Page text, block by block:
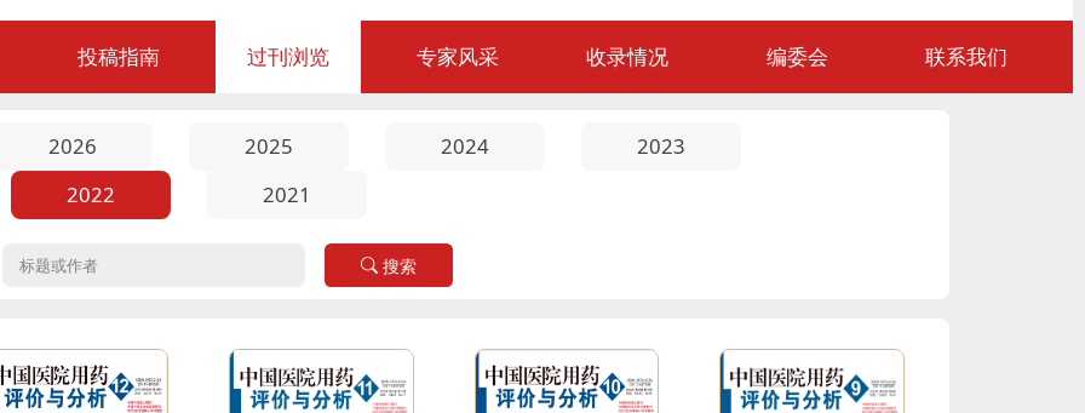
投稿指南 过刊浏览 专家风采 收录情况 编委会 联系我们
2026 2025 2024
2023
2022
2021
搜索